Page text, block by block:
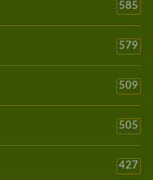
585
579
509
505
427